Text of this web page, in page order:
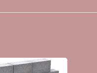
روی
سبک